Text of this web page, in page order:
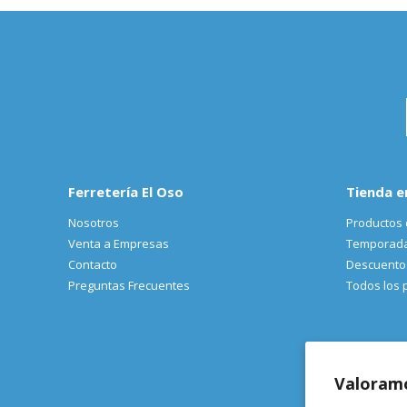
Ferretería El Oso
Nosotros
Venta a Empresas
Contacto
Preguntas Frecuentes
Tienda
Productos
Todos los